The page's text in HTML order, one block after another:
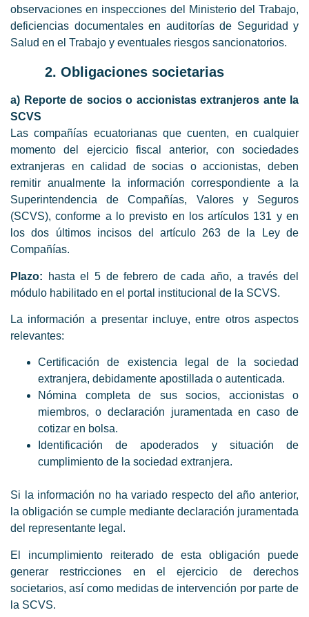
observaciones en inspecciones del Ministerio del Trabajo,
deficiencias documentales en auditorías de Seguridad y
Salud en el Trabajo y eventuales riesgos sancionatorios.
2. Obligaciones societarias
a) Reporte de socios o accionistas extranjeros ante la
SCVS
Las compañías ecuatorianas que cuenten, en cualquier
momento del ejercicio fiscal anterior, con sociedades
extranjeras en calidad de socias o accionistas, deben
remitir anualmente la información correspondiente a la
Superintendencia de Compañías, Valores y Seguros
(SCVS), conforme a lo previsto en los artículos 131 y en
los dos últimos incisos del artículo 263 de la Ley de
Compañías.
Plazo: hasta el 5 de febrero de cada año, a través del
módulo habilitado en el portal institucional de la SCVS.
La información a presentar incluye, entre otros aspectos
relevantes:
Certificación de existencia legal de la sociedad
extranjera, debidamente apostillada o autenticada.
Nómina completa de sus socios, accionistas o
miembros, o declaración juramentada en caso de
cotizar en bolsa.
Identificación de apoderados y situación de
cumplimiento de la sociedad extranjera.
Si la información no ha variado respecto del año anterior,
la obligación se cumple mediante declaración juramentada
del representante legal.
El incumplimiento reiterado de esta obligación puede
generar restricciones en el ejercicio de derechos
societarios, así como medidas de intervención por parte de
la SCVS.